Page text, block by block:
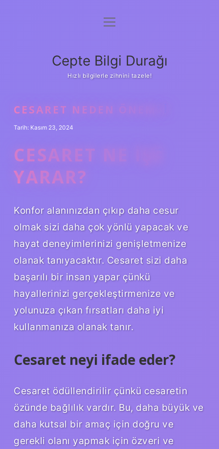
Anasayfa
Yasal Uyarı
menüyü
Cepte Bilgi Durağı
Hızlı bilgilerle zihnini tazele!
CESARET NEDEN ÖNEMLI
Tarih: Kasım 23, 2024
CESARET NE IŞE
YARAR?
Konfor alanınızdan çıkıp daha cesur
olmak sizi daha çok yönlü yapacak ve
hayat deneyimlerinizi genişletmenize
olanak tanıyacaktır. Cesaret sizi daha
başarılı bir insan yapar çünkü
hayallerinizi gerçekleştirmenize ve
yolunuza çıkan fırsatları daha iyi
kullanmanıza olanak tanır.
Cesaret neyi ifade eder?
Cesaret ödüllendirilir çünkü cesaretin
özünde bağlılık vardır. Bu, daha büyük ve
daha kutsal bir amaç için doğru ve
gerekli olanı yapmak için özveri ve